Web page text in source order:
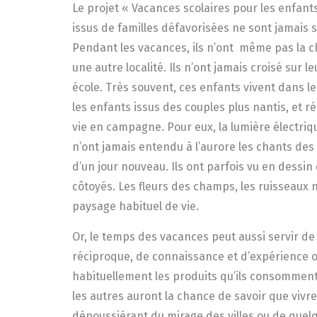
Le projet « Vacances scolaires pour les
issus de familles défavorisées ne sont
Pendant les vacances, ils n’ont même pas la
une autre localité. Ils n’ont jamais croisé sur
école. Très souvent, ces enfants vivent dans
les enfants issus des couples plus nantis, et
vie en campagne. Pour eux, la lumière
n’ont jamais entendu à l’aurore les chants
d’un jour nouveau. Ils ont parfois vu en
côtoyés. Les fleurs des champs, les
paysage habituel de vie.
Or, le temps des vacances peut aussi servir
réciproque, de connaissance et d’expérience
habituellement les produits qu’ils
les autres auront la chance de savoir que